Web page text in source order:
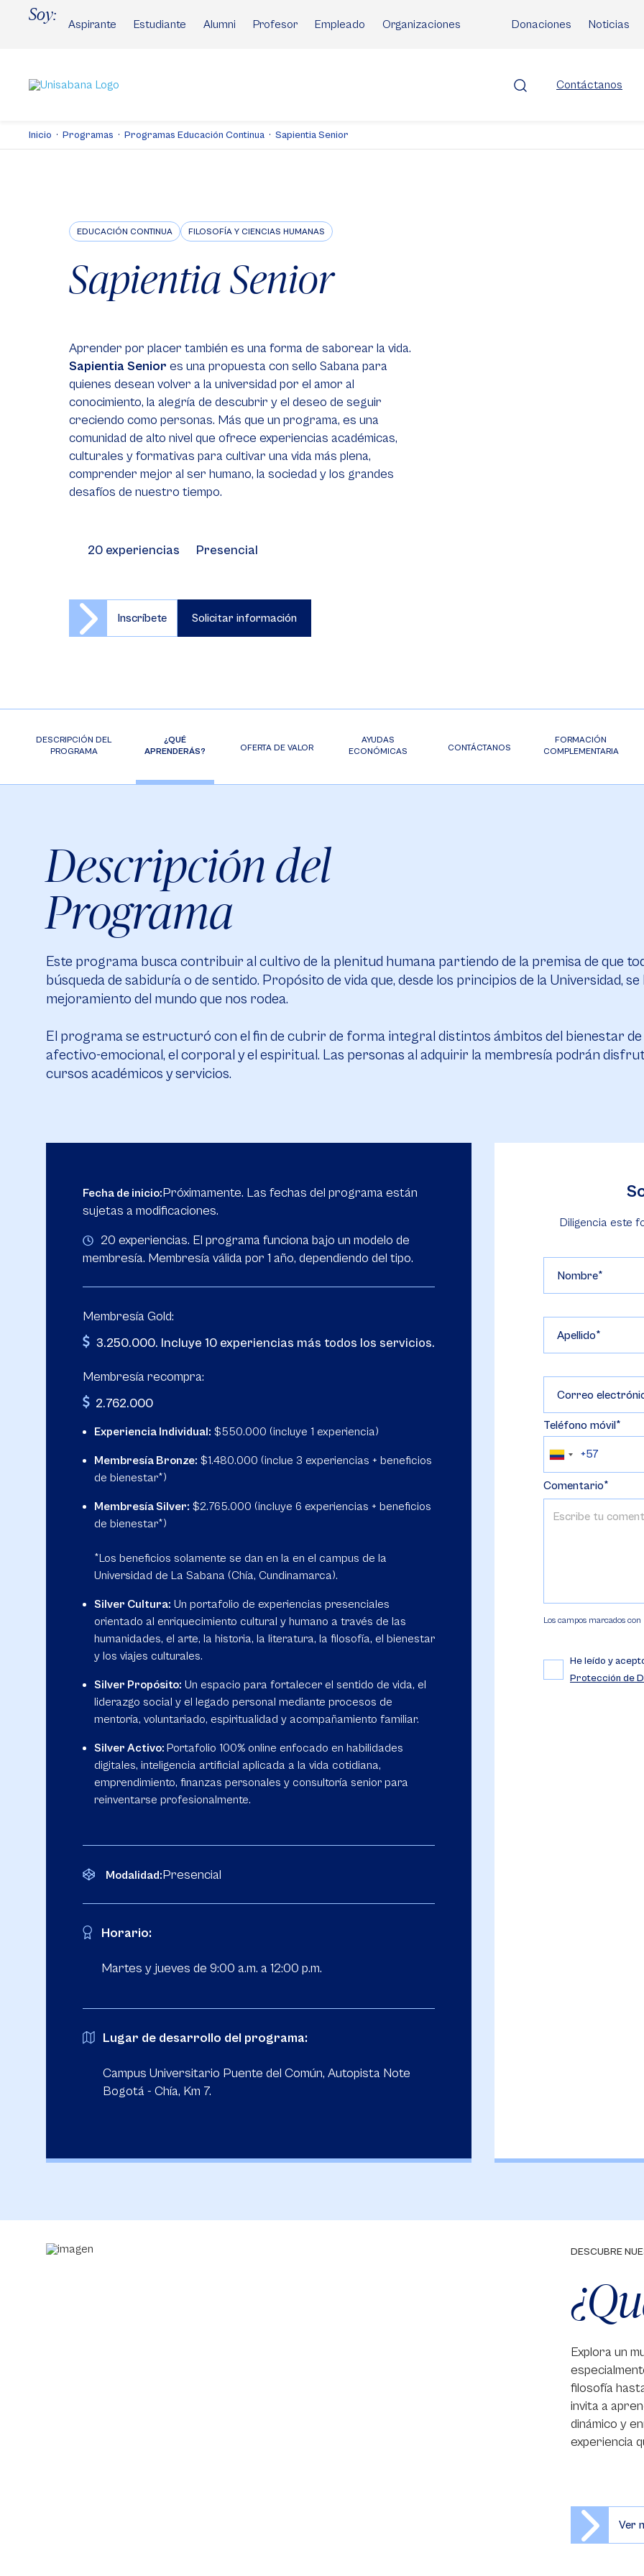
Soy:
Aspirante Estudiante Alumni Profesor Empleado Organizaciones Donaciones Noticias
Contáctanos
Inicio Programas Programas Educación Continua Sapientia Senior
EDUCACIÓN CONTINUA FILOSOFÍA Y CIENCIAS HUMANAS
Sapientia Senior
Aprender por placer también es una forma de saborear la vida.
Sapientia Senior es una propuesta con sello Sabana para
quienes desean volver a la universidad por el amor al
conocimiento, la alegría de descubrir y el deseo de seguir
creciendo como personas. Más que un programa, es una
comunidad de alto nivel que ofrece experiencias académicas,
culturales y formativas para cultivar una vida más plena,
comprender mejor al ser humano, la sociedad y los grandes
desafíos de nuestro tiempo.
20 experiencias Presencial
Inscríbete Solicitar información
DESCRIPCIÓN DEL
PROGRAMA
¿QUÉ
APRENDERÁS?
OFERTA DE VALOR
AYUDAS
ECONÓMICAS
CONTÁCTANOS
FORMACIÓN
COMPLEMENTARIA
Descripción del
Programa
Este programa busca contribuir al cultivo de la plenitud humana partiendo de la premisa de que
búsqueda de sabiduría o de sentido. Propósito de vida que, desde los principios de la Universidad,
mejoramiento del mundo que nos rodea.
El programa se estructuró con el fin de cubrir de forma integral distintos ámbitos del bienestar de
afectivo-emocional, el corporal y el espiritual. Las personas al adquirir la membresía podrán
cursos académicos y servicios.
Fecha de inicio:Próximamente. Las fechas del programa están
sujetas a modificaciones.
20 experiencias. El programa funciona bajo un modelo de
membresía. Membresía válida por 1 año, dependiendo del tipo.
Membresía Gold:
3.250.000. Incluye 10 experiencias más todos los servicios.
Membresía recompra:
2.762.000
Experiencia Individual: $550.000 (incluye 1 experiencia)
Membresía Bronze: $1.480.000 (inclue 3 experiencias + beneficios
de bienestar*)
Membresía Silver: $2.765.000 (incluye 6 experiencias + beneficios
de bienestar*)
*Los beneficios solamente se dan en la en el campus de la
Universidad de La Sabana (Chía, Cundinamarca).
Silver Cultura: Un portafolio de experiencias presenciales
orientado al enriquecimiento cultural y humano a través de las
humanidades, el arte, la historia, la literatura, la filosofía, el bienestar
y los viajes culturales.
Silver Propósito: Un espacio para fortalecer el sentido de vida, el
liderazgo social y el legado personal mediante procesos de
mentoría, voluntariado, espiritualidad y acompañamiento familiar.
Silver Activo: Portafolio 100% online enfocado en habilidades
digitales, inteligencia artificial aplicada a la vida cotidiana,
emprendimiento, finanzas personales y consultoría senior para
reinventarse profesionalmente.
Modalidad:Presencial
Horario:
Martes y jueves de 9:00 a.m. a 12:00 p.m.
Lugar de desarrollo del programa:
Campus Universitario Puente del Común, Autopista Note
Bogotá - Chía, Km 7.
Diligencia este
Nombre
Apellido
Correo
Teléfono móvil
Comentario
Los campos marcados
He leído y
Protección de
DESCUBRE
Explora un
filosofía
invita a
dinámico y
experiencia
Ver